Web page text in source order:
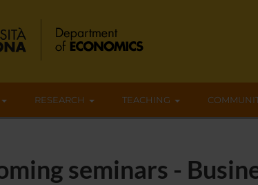
RESEARCH TEACHING
seminars -